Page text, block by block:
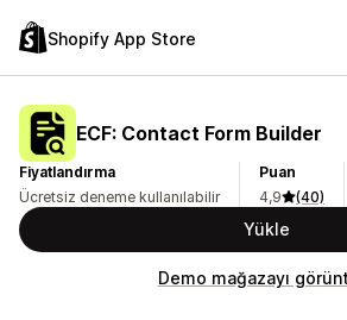
Shopify App Store
ECF: Contact Form Builder
Fiyatlandırma
Ücretsiz deneme kullanılabilir
Puan
4,9
(40)
Yükle
Demo mağazayı